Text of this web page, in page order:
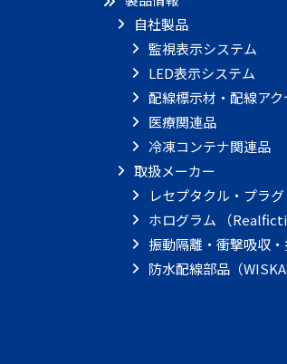
自社製品
監視表示システム
LED表示システム
配線標示材・配線アク
医療関連品
冷凍コンテナ関連品
取扱メーカー
レセプタクル・プラグ
ホログラム （
振動隔離・衝撃吸収・
防水配線部品（WISKA